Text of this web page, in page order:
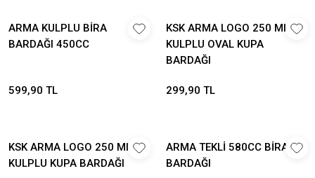
ARMA KULPLU BİRA
BARDAĞI 450CC
599,90 TL
KSK ARMA LOGO 250 Ml
KULPLU OVAL KUPA
BARDAĞI
299,90 TL
KSK ARMA LOGO 250 Ml
KULPLU KUPA BARDAĞI
ARMA TEKLİ 580CC BİRA
BARDAĞI